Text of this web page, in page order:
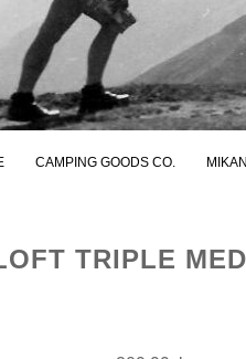
CAMPING GOODS CO.
TRIPLE